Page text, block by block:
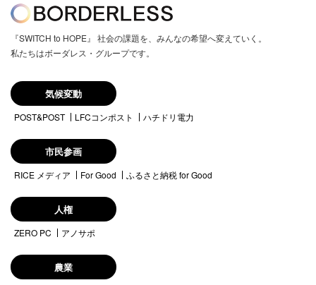
『SWITCH to HOPE』 社会の課題を、みんなの希望へ変えていく。
私たちはボーダレス・グループです。
気候変動
POST&POST LFCコンポスト ハチドリ電力
市民参画
RICE メディア For Good ふるさと納税 for Good
人権
ZERO PC アノサポ
農業